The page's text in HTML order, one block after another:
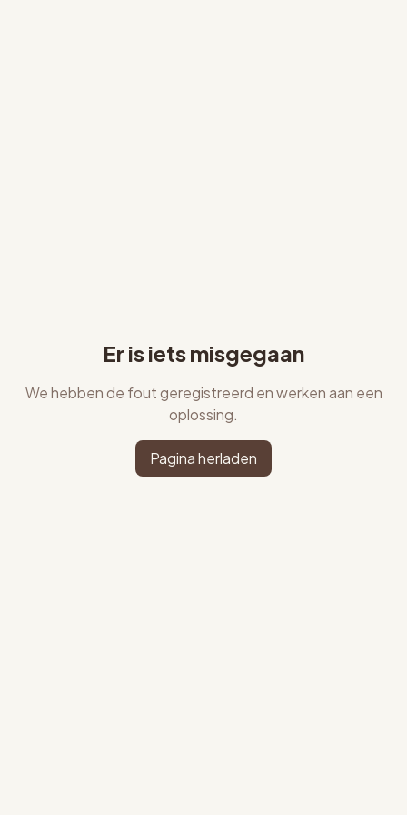
Er is iets misgegaan
We hebben de fout geregistreerd en werken aan een
oplossing.
Pagina herladen